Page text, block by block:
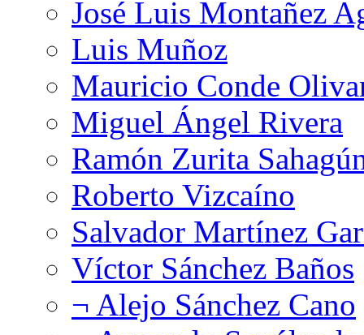
José Luis Montañez
Luis Muñoz
Mauricio Conde
Miguel Ángel Rivera
Ramón Zurita
Roberto Vizcaíno
Salvador Martínez
Víctor Sánchez Baños
¬ Alejo Sánchez Cano